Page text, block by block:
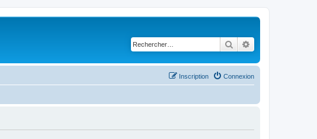
Rechercher
Connexion
Inscription